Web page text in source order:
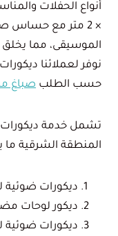
× 2 متر مع حساس
الموسيقى، مما يخلق
نوفر لعملائنا
حسب الطلب صباغ
تشمل خدمة ديكورات
المنطقة الشرقية ما
ديكورات ضوئية
ديكور لوحات
ديكورات ضوئية